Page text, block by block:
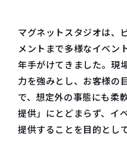
マグネットスタジオは、
メントまで多様なイベン
年手がけてきました。現
力を強みとし、お客様の
で、想定外の事態にも柔
提供」にとどまらず、イ
提供することを目的とし